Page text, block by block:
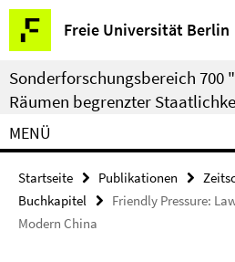
Springe
direkt
zu
Inhalt
Freie Universität Berlin
Service-
Navigation
Sonderforschungsbereich 700
Räumen begrenzter
MENÜ
Startseite Publikationen
Buchkapitel
Friendly Pressure:
Modern China